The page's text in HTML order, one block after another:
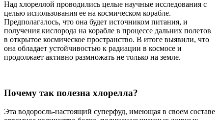
Над хлореллой проводились целые научные исследования с
целью использования ее на космическом корабле.
Предполагалось, что она будет источником питания, и
получения кислорода на корабле в процессе дальних полетов
в открытое космическое пространство. В итоге выявили, что
она обладает устойчивостью к радиации в космосе и
продолжает активно размножать не только на земле.
Почему так полезна хлорелла?
Эта водоросль-настоящий суперфуд, имеющая в своем составе